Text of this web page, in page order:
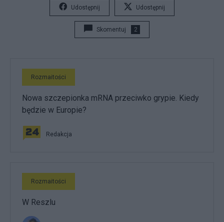
Udostępnij Udostępnij
Skomentuj 2
Rozmaitości
Nowa szczepionka mRNA przeciwko grypie. Kiedy
będzie w Europie?
Redakcja
Rozmaitości
W Reszlu